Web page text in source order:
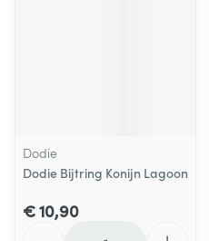
Dodie
Dodie Bijtring Konijn Lagoon
€ 10,90